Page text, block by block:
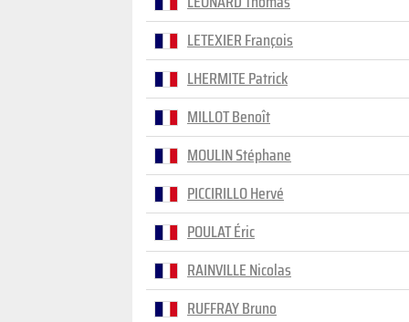
LETEXIER François
LHERMITE Patrick
MILLOT Benoît
MOULIN Stéphane
PICCIRILLO Hervé
POULAT Éric
RAINVILLE Nicolas
RUFFRAY Bruno